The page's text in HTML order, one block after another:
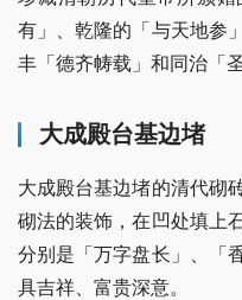
有」、乾隆的「与天地参
丰「德齐帱载」和同治「
大成殿台基边堵
大成殿台基边堵的清代砌
砌法的装饰，在凹处填上
分别是「万字盘长」、「
具吉祥、富贵深意。